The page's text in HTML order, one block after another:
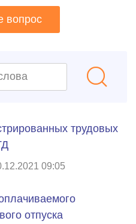
вопрос
трудовых
09:05
отпуска